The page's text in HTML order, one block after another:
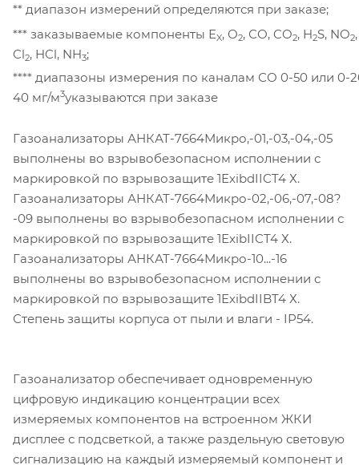
** диапазон измерений определяются при заказе;
*** заказываемые компоненты ЕX, О2, СО, CO2, H2S, NO2
Cl2, HCl, NH3;
**** диапазоны измерения по каналам СО 0-50 или 0-
40 мг/м3указываются при заказе
Газоанализаторы АНКАТ-7664Микро,-01,-03,-04,-05
выполнены во взрывобезопасном исполнении с
маркировкой по взрывозащите 1ЕxibdIICT4 Х.
Газоанализаторы АНКАТ-7664Микро-02,-06,-07,-08?
-09 выполнены во взрывобезопасном исполнении с
маркировкой по взрывозащите 1ЕxibIICT4 Х.
Газоанализаторы АНКАТ-7664Микро-10...-16
выполнены во взрывобезопасном исполнении с
маркировкой по взрывозащите 1ЕxibdIIBT4 Х.
Степень защиты корпуса от пыли и влаги - IР54.
Газоанализатор обеспечивает одновременную
цифровую индикацию концентрации всех
измеряемых компонентов на встроенном ЖКИ
дисплее с подсветкой, а также раздельную световую
сигнализацию на каждый измеряемый компонент и